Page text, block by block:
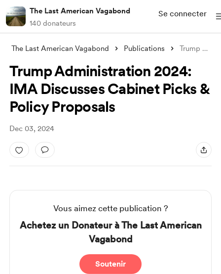
The Last American Vagabond
140 donateurs
Se connecter
The Last American Vagabond Publications Trump Administration 2024: IMA Discusses
Trump Administration 2024:
IMA Discusses Cabinet Picks &
Policy Proposals
Dec 03, 2024
Vous aimez cette publication ?
Achetez un Donateur à The Last American
Vagabond
Soutenir